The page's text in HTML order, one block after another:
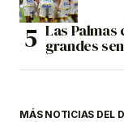
Las
grandes
MÁS NOTICIAS DEL